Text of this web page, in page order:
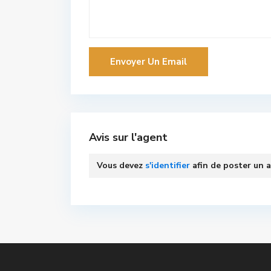
Avis sur l'agent
Vous devez s'identifier afin de poster un